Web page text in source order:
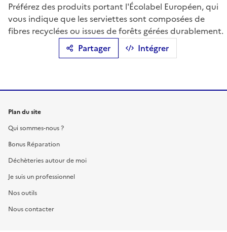
Partager Intégrer
Préférez des produits portant l'Écolabel Européen, qui
vous indique que les serviettes sont composées de
fibres recyclées ou issues de forêts gérées durablement.
Plan du site
Qui sommes-nous ?
Bonus Réparation
Déchèteries autour de moi
Je suis un professionnel
Nos outils
Nous contacter